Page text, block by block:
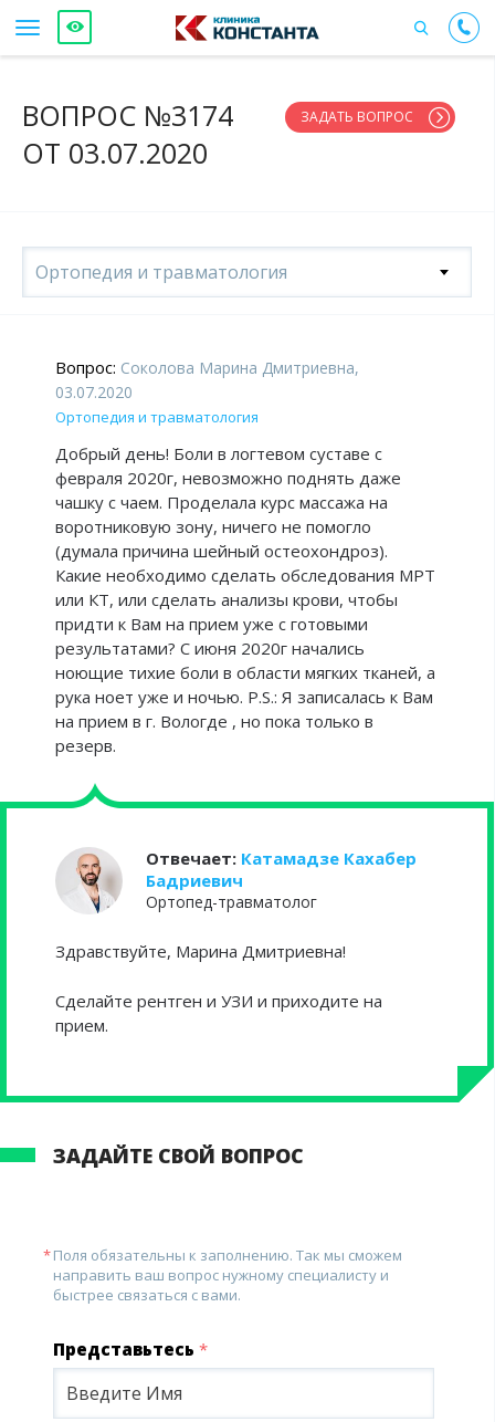
ВОПРОС №3174
ОТ 03.07.2020
ЗАДАТЬ ВОПРОС
Ортопедия и травматология
Вопрос: Соколова Марина Дмитриевна,
03.07.2020
Ортопедия и травматология
Добрый день! Боли в логтевом суставе с
февраля 2020г, невозможно поднять даже
чашку с чаем. Проделала курс массажа на
воротниковую зону, ничего не помогло
(думала причина шейный остеохондроз).
Какие необходимо сделать обследования МРТ
или КТ, или сделать анализы крови, чтобы
придти к Вам на прием уже с готовыми
результатами? С июня 2020г начались
ноющие тихие боли в области мягких тканей, а
рука ноет уже и ночью. P.S.: Я записалась к Вам
на прием в г. Вологде , но пока только в
резерв.
Отвечает: Катамадзе Кахабер
Бадриевич
Ортопед-травматолог
Здравствуйте, Марина Дмитриевна!
Сделайте рентген и УЗИ и приходите на
прием.
ЗАДАЙТЕ СВОЙ ВОПРОС
Поля обязательны к заполнению. Так мы сможем
направить ваш вопрос нужному специалисту и
быстрее связаться с вами.
Представьтесь *